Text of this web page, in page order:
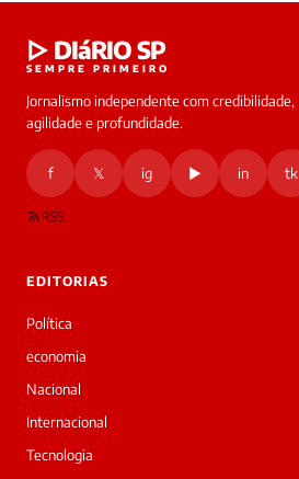
online
Oi!
Bom
dia!
a
Laura,
▷ DIáRIO SP
SEMPRE PRIMEIRO
Jornalismo independente com credibilidade,
agilidade e profundidade.
f 𝕏 ig ▶ in tk
RSS
EDITORIAS
Política
economia
Nacional
Internacional
Tecnologia